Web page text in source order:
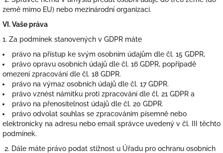
země mimo EU) nebo mezinárodní organizaci.
VI.Vaše práva
1. Za podmínek stanovených v GDPR máte
právo na přístup ke svým osobním údajům dle čl. 15 GDPR,
právo opravu osobních údajů dle čl. 16 GDPR, popřípadě
omezení zpracování dle čl. 18 GDPR.
právo na výmaz osobních údajů dle čl. 17 GDPR.
právo vznést námitku proti zpracování dle čl. 21 GDPR a
právo na přenositelnost údajů dle čl. 20 GDPR.
právo odvolat souhlas se zpracováním písemně nebo
elektronicky na adresu nebo email správce uvedený v čl. III těchto
podmínek.
2. Dále máte právo podat stížnost u Úřadu pro ochranu osobních